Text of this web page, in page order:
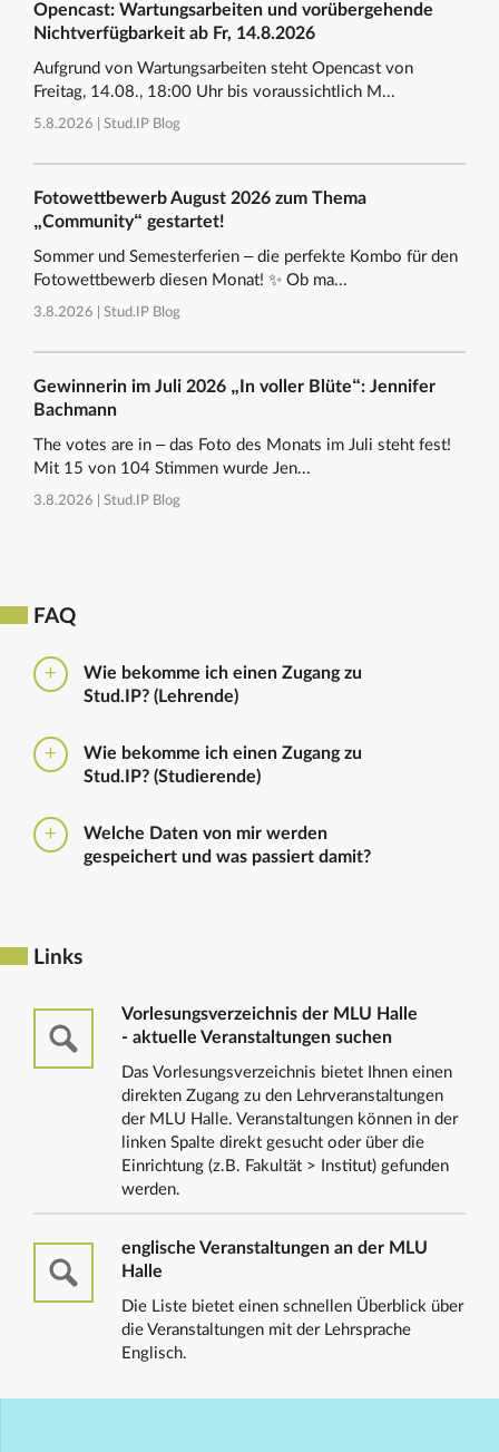
Opencast: Wartungsarbeiten und vorübergehende
Nichtverfügbarkeit ab Fr, 14.8.2026
Aufgrund von Wartungsarbeiten steht Opencast von
Freitag, 14.08., 18:00 Uhr bis voraussichtlich M...
5.8.2026 | Stud.IP Blog
Fotowettbewerb August 2026 zum Thema
„Community“ gestartet!
Sommer und Semesterferien – die perfekte Kombo für den
Fotowettbewerb diesen Monat! ✨ Ob ma...
3.8.2026 | Stud.IP Blog
Gewinnerin im Juli 2026 „In voller Blüte“: Jennifer
Bachmann
The votes are in – das Foto des Monats im Juli steht fest!
Mit 15 von 104 Stimmen wurde Jen...
3.8.2026 | Stud.IP Blog
FAQ
Wie bekomme ich einen Zugang zu
Stud.IP? (Lehrende)
folgendenFormularHaben Sie bereits eine
universitäre E-Mail-Adresse, reicht ein formloser
nicht die Einrichtung zu nennen in die Sie
eingetragen werden sollen.
Wie bekomme ich einen Zugang zu
Stud.IP? (Studierende)
Nutzerkennzeichen und dem Passwort, das ihr mit
euren Immatrikulationsunterlagen erhalten habt. Das
Welche Daten von mir werden
gespeichert und was passiert damit?
Links
Vorlesungsverzeichnis der MLU Halle
- aktuelle Veranstaltungen suchen
Das Vorlesungsverzeichnis bietet Ihnen einen
direkten Zugang zu den Lehrveranstaltungen
der MLU Halle. Veranstaltungen können in der
linken Spalte direkt gesucht oder über die
Einrichtung (z.B. Fakultät > Institut) gefunden
werden.
englische Veranstaltungen an der MLU
Halle
Die Liste bietet einen schnellen Überblick über
die Veranstaltungen mit der Lehrsprache
Englisch.